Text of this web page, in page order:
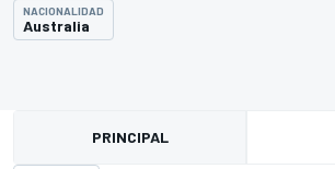
NACIONALIDAD
Australia
PRINCIPAL